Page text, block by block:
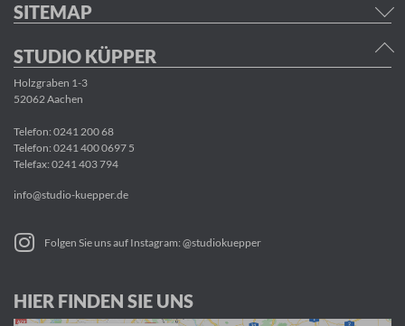
SITEMAP
STUDIO KÜPPER
Holzgraben 1-3
52062 Aachen
Telefon: 0241 200 68
Telefon: 0241 400 0697 5
Telefax: 0241 403 794
info@studio-kuepper.de
Folgen Sie uns auf Instagram: @studiokuepper
HIER FINDEN SIE UNS